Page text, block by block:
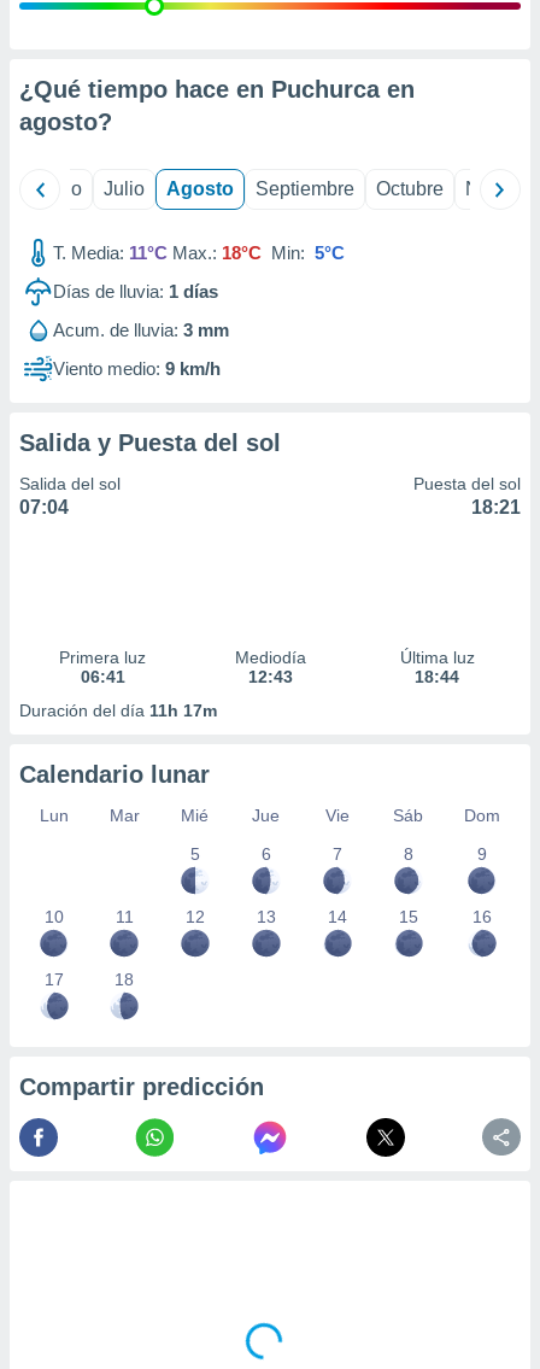
e
mediante
de
1199
¿Qué tiempo hace en Puchurca en
agosto?
Junio Julio Agosto Septiembre Octubre
T. Media: 11°C Max.: 18°C Min: 5°C
Días de lluvia: 1 días
Acum. de lluvia: 3 mm
Viento medio: 9 km/h
Salida y Puesta del sol
Salida del sol
07:04
Puesta del sol
18:21
Primera luz
06:41
Mediodía
12:43
Última luz
18:44
Duración del día 11h 17m
Calendario lunar
Lun Mar Mié Jue Vie Sáb
Dom
5
6 7 8 9
10 11 12 13 14 15 16
17 18
Compartir predicción